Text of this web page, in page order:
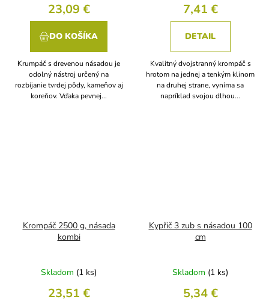
23,09 €
DO KOŠÍKA
Krumpáč s drevenou násadou je
odolný nástroj určený na
rozbíjanie tvrdej pôdy, kameňov aj
koreňov. Vďaka pevnej...
7,41 €
DETAIL
Kvalitný dvojstranný krompáč s
hrotom na jednej a tenkým klinom
na druhej strane, vyníma sa
napríklad svojou dlhou...
Krompáč 2500 g, násada
kombi
Skladom (1 ks)
23,51 €
Kypřič 3 zub s násadou 100
cm
Skladom (1 ks)
5,34 €